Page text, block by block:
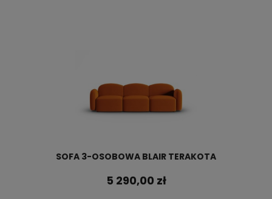
SOFA 3-OSOBOWA BLAIR TERAKOTA
5 290,00 zł